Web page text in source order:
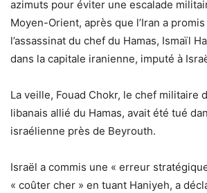
azimuts pour éviter une escalade
Moyen-Orient, après que l’Iran a
l’assassinat du chef du Hamas, Ismaïl
dans la capitale iranienne, imputé à
La veille, Fouad Chokr, le chef militaire
libanais allié du Hamas, avait été tué
israélienne près de Beyrouth.
Israël a commis une « erreur
« coûter cher » en tuant Haniyeh, a